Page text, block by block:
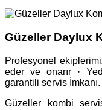
Güzeller Daylux
Profesyonel
eder ve onarır ·
garantili servis İmkanı.
Güzeller kombi